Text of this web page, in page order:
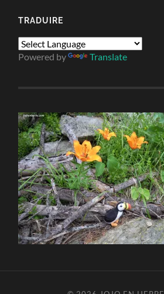
TRADUIRE
Powered by Translate